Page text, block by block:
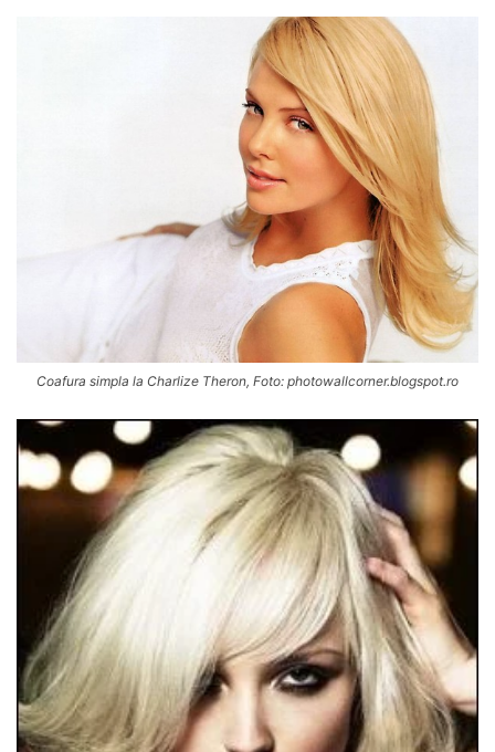
Coafura simpla la Charlize Theron, Foto: photowallcorner.blogspot.ro